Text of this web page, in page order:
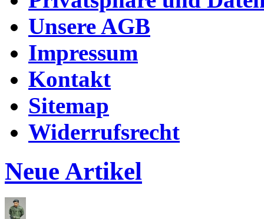
Unsere AGB
Impressum
Kontakt
Sitemap
Widerrufsrecht
Neue Artikel